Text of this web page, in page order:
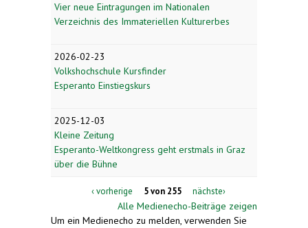
Vier neue Eintragungen im Nationalen
Verzeichnis des Immateriellen Kulturerbes
2026-02-23
Volkshochschule Kursfinder
Esperanto Einstiegskurs
2025-12-03
Kleine Zeitung
Esperanto-Weltkongress geht erstmals in Graz
über die Bühne
‹ vorherige 5 von 255 nächste›
Alle Medienecho-Beiträge zeigen
Um ein Medienecho zu melden, verwenden Sie